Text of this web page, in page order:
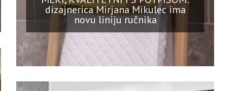
dizajnerica Mirjana Mikulec ima
novu liniju ručnika